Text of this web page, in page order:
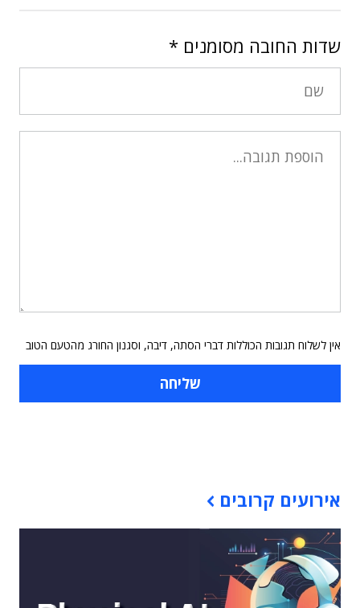
שדות החובה מסומנים *
אין לשלוח תגובות הכוללות דברי הסתה, דיבה, וסגנון החורג מהטעם הטוב
אירועים קרובים